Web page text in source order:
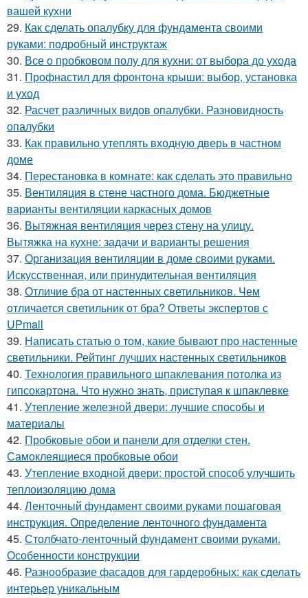
вашей кухни
29. Как сделать опалубку для фундамента своими
руками: подробный инструктаж
30. Все о пробковом полу для кухни: от выбора до ухода
31. Профнастил для фронтона крыши: выбор, установка
и уход
32. Расчет различных видов опалубки. Разновидность
опалубки
33. Как правильно утеплять входную дверь в частном
доме
34. Перестановка в комнате: как сделать это правильно
35. Вентиляция в стене частного дома. Бюджетные
варианты вентиляции каркасных домов
36. Вытяжная вентиляция через стену на улицу.
Вытяжка на кухне: задачи и варианты решения
37. Организация вентиляции в доме своими руками.
Искусственная, или принудительная вентиляция
38. Отличие бра от настенных светильников. Чем
отличается светильник от бра? Ответы экспертов с
UPmall
39. Написать статью о том, какие бывают про настенные
светильники. Рейтинг лучших настенных светильников
40. Технология правильного шпаклевания потолка из
гипсокартона. Что нужно знать, приступая к шпаклевке
41. Утепление железной двери: лучшие способы и
материалы
42. Пробковые обои и панели для отделки стен.
Самоклеящиеся пробковые обои
43. Утепление входной двери: простой способ улучшить
теплоизоляцию дома
44. Ленточный фундамент своими руками пошаговая
инструкция. Определение ленточного фундамента
45. Столбчато-ленточный фундамент своими руками.
Особенности конструкции
46. Разнообразие фасадов для гардеробных: как сделать
интерьер уникальным